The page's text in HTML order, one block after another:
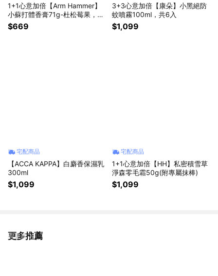
1+1心意加倍【Arm Hammer】
小蘇打體香膏71g-杜松莓果，共
2入
$669
3+3心意加倍【康朵】小黑絕防
蚊噴霧100ml，共6入
$1,099
宅配商品
【ACCA KAPPA】白麝香保濕乳
300ml
$1,099
宅配商品
1+1心意加倍【HH】私密積雪草
淨森零毛霜50g(附專屬抹棒)
$1,099
更多推薦
看更多